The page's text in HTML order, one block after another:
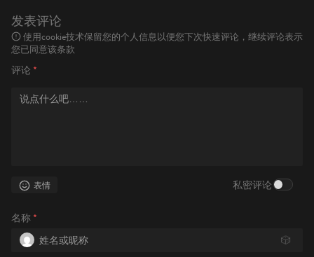
发表评论
使用cookie技术保留您的个人信息以便您下次快速评论，继续评论表示
您已同意该条款
评论 *
表情 私密评论
名称 *
🎲